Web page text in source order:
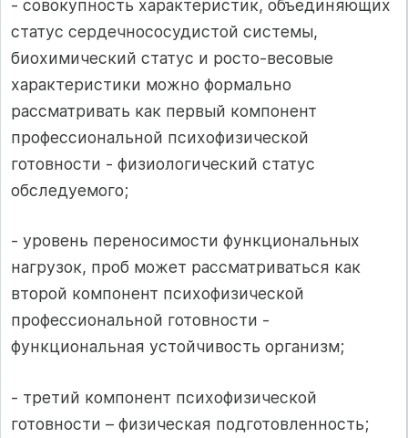
- совокупность характеристик, объединяющих
статус сердечнососудистой системы,
биохимический статус и росто-весовые
характеристики можно формально
рассматривать как первый компонент
профессиональной психофизической
готовности - физиологический статус
обследуемого;
- уровень переносимости функциональных
нагрузок, проб может рассматриваться как
второй компонент психофизической
профессиональной готовности -
функциональная устойчивость организм;
- третий компонент психофизической
готовности – физическая подготовленность;